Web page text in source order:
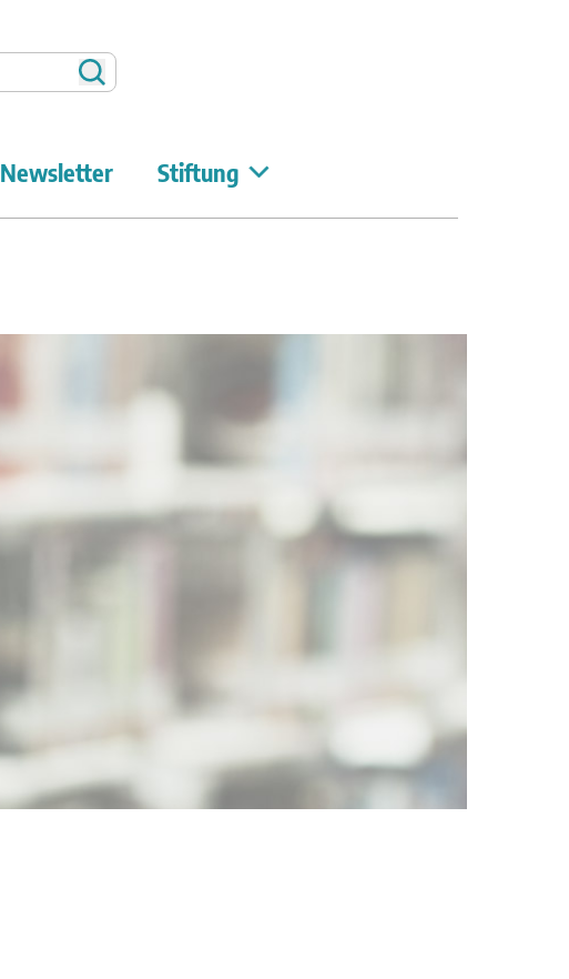
Suchen
Newsletter Stiftung